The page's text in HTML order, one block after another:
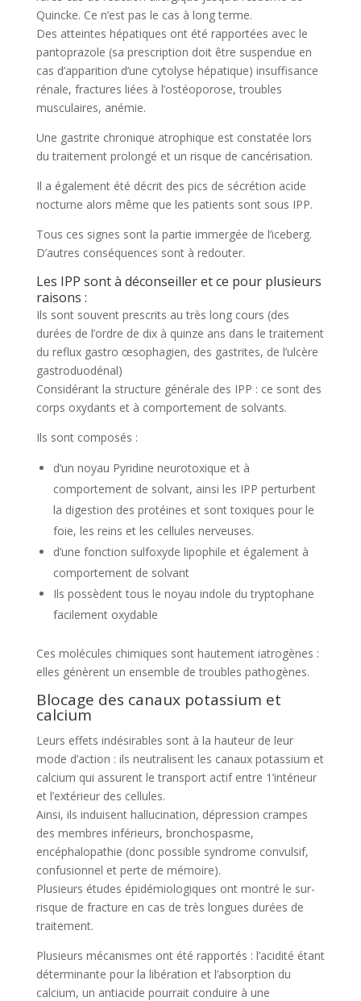
Quincke. Ce n’est pas le cas à long terme.
Des atteintes hépatiques ont été rapportées avec le
pantoprazole (sa prescription doit être suspendue en
cas d’apparition d’une cytolyse hépatique) insuffisance
rénale, fractures liées à l’ostéoporose, troubles
musculaires, anémie.
Une gastrite chronique atrophique est constatée lors
du traitement prolongé et un risque de cancérisation.
Il a également été décrit des pics de sécrétion acide
nocturne alors même que les patients sont sous IPP.
Tous ces signes sont la partie immergée de l’iceberg.
D’autres conséquences sont à redouter.
Les IPP sont à déconseiller et ce pour plusieurs
raisons :
Ils sont souvent prescrits au très long cours (des
durées de l’ordre de dix à quinze ans dans le traitement
du reflux gastro œsophagien, des gastrites, de l’ulcère
gastroduodénal)
Considérant la structure générale des IPP : ce sont des
corps oxydants et à comportement de solvants.
Ils sont composés :
d’un noyau Pyridine neurotoxique et à
comportement de solvant, ainsi les IPP perturbent
la digestion des protéines et sont toxiques pour le
foie, les reins et les cellules nerveuses.
d’une fonction sulfoxyde lipophile et également à
comportement de solvant
Ils possèdent tous le noyau indole du tryptophane
facilement oxydable
Ces molécules chimiques sont hautement iatrogènes :
elles génèrent un ensemble de troubles pathogènes.
Blocage des canaux potassium et
calcium
Leurs effets indésirables sont à la hauteur de leur
mode d’action : ils neutralisent les canaux potassium et
calcium qui assurent le transport actif entre 1’intérieur
et l’extérieur des cellules.
Ainsi, ils induisent hallucination, dépression crampes
des membres inférieurs, bronchospasme,
encéphalopathie (donc possible syndrome convulsif,
confusionnel et perte de mémoire).
Plusieurs études épidémiologiques ont montré le sur-
risque de fracture en cas de très longues durées de
traitement.
Plusieurs mécanismes ont été rapportés : l’acidité étant
déterminante pour la libération et l’absorption du
calcium, un antiacide pourrait conduire à une